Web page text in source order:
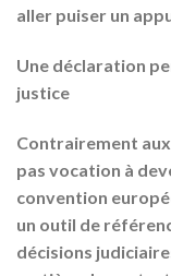
aller puiser un
Une déclaration
justice
Contrairement
pas vocation à
convention
un outil de
décisions